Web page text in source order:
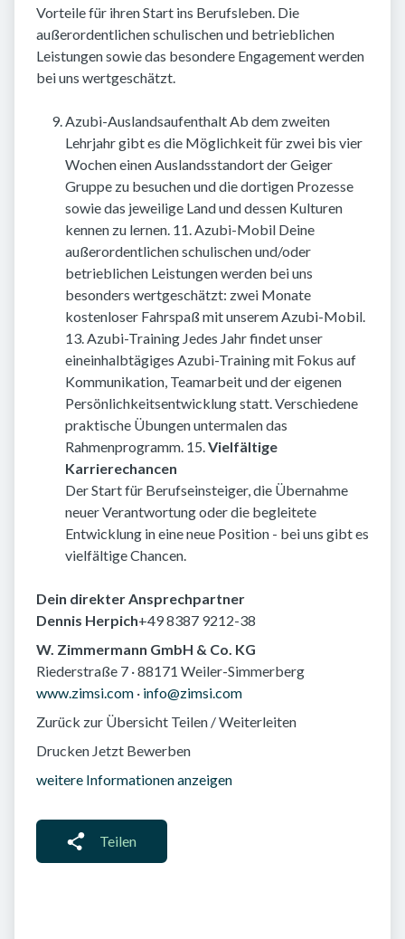
Vorteile für ihren Start ins Berufsleben. Die
außerordentlichen schulischen und betrieblichen
Leistungen sowie das besondere Engagement werden
bei uns wertgeschätzt.
Azubi-Auslandsaufenthalt Ab dem zweiten
Lehrjahr gibt es die Möglichkeit für zwei bis vier
Wochen einen Auslandsstandort der Geiger
Gruppe zu besuchen und die dortigen Prozesse
sowie das jeweilige Land und dessen Kulturen
kennen zu lernen. 11. Azubi-Mobil Deine
außerordentlichen schulischen und/oder
betrieblichen Leistungen werden bei uns
besonders wertgeschätzt: zwei Monate
kostenloser Fahrspaß mit unserem Azubi-Mobil.
13. Azubi-Training Jedes Jahr findet unser
eineinhalbtägiges Azubi-Training mit Fokus auf
Kommunikation, Teamarbeit und der eigenen
Persönlichkeitsentwicklung statt. Verschiedene
praktische Übungen untermalen das
Rahmenprogramm. 15.Vielfältige
Karrierechancen
Der Start für Berufseinsteiger, die Übernahme
neuer Verantwortung oder die begleitete
Entwicklung in eine neue Position - bei uns gibt es
vielfältige Chancen.
Dein direkter Ansprechpartner
Dennis Herpich+49 8387 9212-38
W. Zimmermann GmbH & Co. KG
Riederstraße 7 · 88171 Weiler-Simmerberg
www.zimsi.com · info@zimsi.com
Zurück zur Übersicht Teilen / Weiterleiten
Drucken Jetzt Bewerben
weitere Informationen anzeigen
Teilen